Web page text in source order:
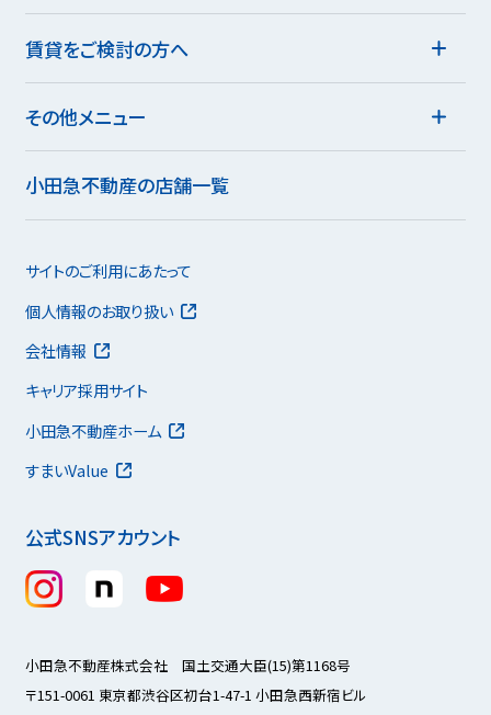
賃貸をご検討の方へ
その他メニュー
小田急不動産の店舗一覧
公式SNSアカウント
サイトのご利用にあたって
個人情報のお取り扱い
会社情報
キャリア採用サイト
小田急不動産ホーム
すまいValue
小田急不動産株式会社 国土交通大臣(15)第1168号
〒151-0061 東京都渋谷区初台1-47-1 小田急西新宿ビル